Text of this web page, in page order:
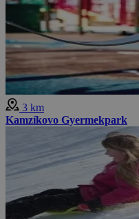
3 km
Kamzíkovo Gyermekpark